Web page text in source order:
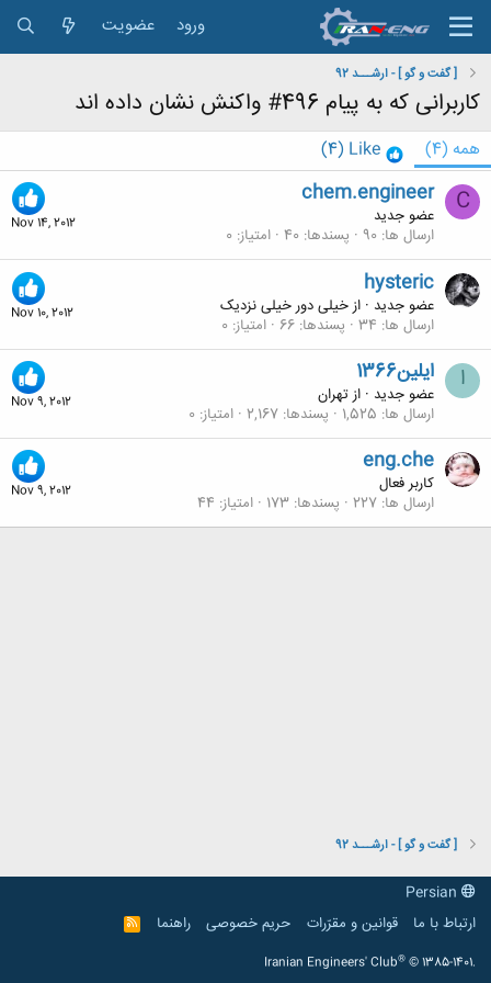
ورود عضویت
[ گفت و گو ] - ارشـــد 92
کاربرانی که به پیام 496# واکنش نشان داده اند
همه (4)
Like
(4)
C
Nov 14, 2012
chem.engineer
عضو جدید
ارسال ها 90 پسندها 40 امتیاز 0
Nov 10, 2012
hysteric
عضو جدید · ازخیلی دور خیلی نزدیک
ارسال ها 34 پسندها 66 امتیاز 0
ا
Nov 9, 2012
ایلین1366
عضو جدید · ازتهران
ارسال ها 1,525 پسندها 2,167 امتیاز 0
Nov 9, 2012
eng.che
کاربر فعال
ارسال ها 227 پسندها 173 امتیاز 44
[ گفت و گو ] - ارشـــد 92
ارتباط با ما
قوانین و مقرّرات حریم خصوصی راهنما
R
S
Iranian Engineers' Club® © 1385-1401.